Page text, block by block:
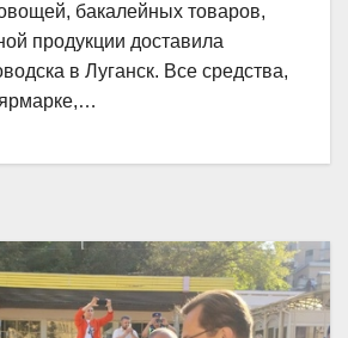
бакалейных товаров,
продукции доставила
в Луганск. Все средства,